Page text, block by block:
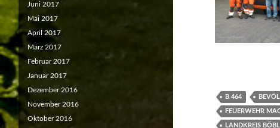
B 464
FEUERWEHR
LANDKREIS
Juni 2017
Mai 2017
April 2017
März 2017
Februar 2017
Januar 2017
Dezember 2016
November 2016
Oktober 2016